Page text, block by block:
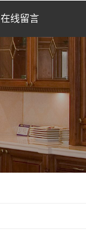
在线留言